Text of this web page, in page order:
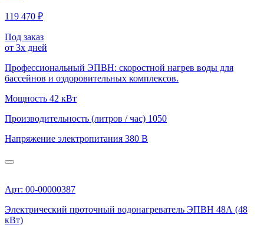
119 470 ₽
Под заказ
от 3х дней
Профессиональный ЭПВН: скоростной нагрев воды для
бассейнов и оздоровительных комплексов.
Мощность 42 кВт
Производительность (литров / час) 1050
Напряжение электропитания 380 В
Арт: 00-00000387
Электрический проточный водонагреватель ЭПВН 48А (48
кВт)